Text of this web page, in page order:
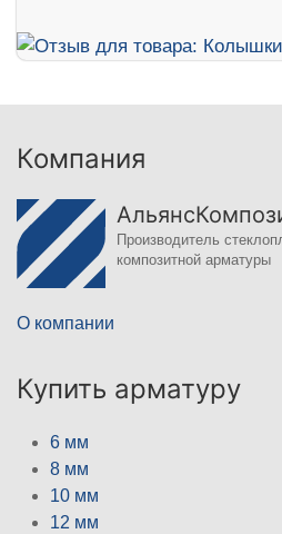
Компания
Производитель
композитной арматуры
О компании
Купить арматуру
6 мм
8 мм
10 мм
12 мм